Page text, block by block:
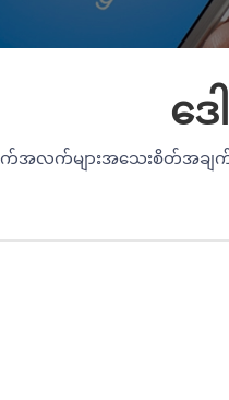
ဒေ
များအသေးစိတ်အချက်အလ